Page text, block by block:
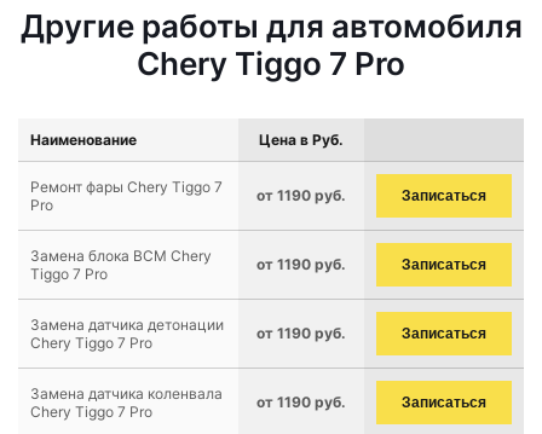
Другие работы для автомобиля
Chery Tiggo 7 Pro
Наименование Цена в Руб.
Ремонт фары Chery Tiggo 7
Pro
от 1190 руб. Записаться
Замена блока BCM Chery
Tiggo 7 Pro
от 1190 руб. Записаться
Замена датчика детонации
Chery Tiggo 7 Pro
от 1190 руб. Записаться
Замена датчика коленвала
Chery Tiggo 7 Pro
от 1190 руб. Записаться